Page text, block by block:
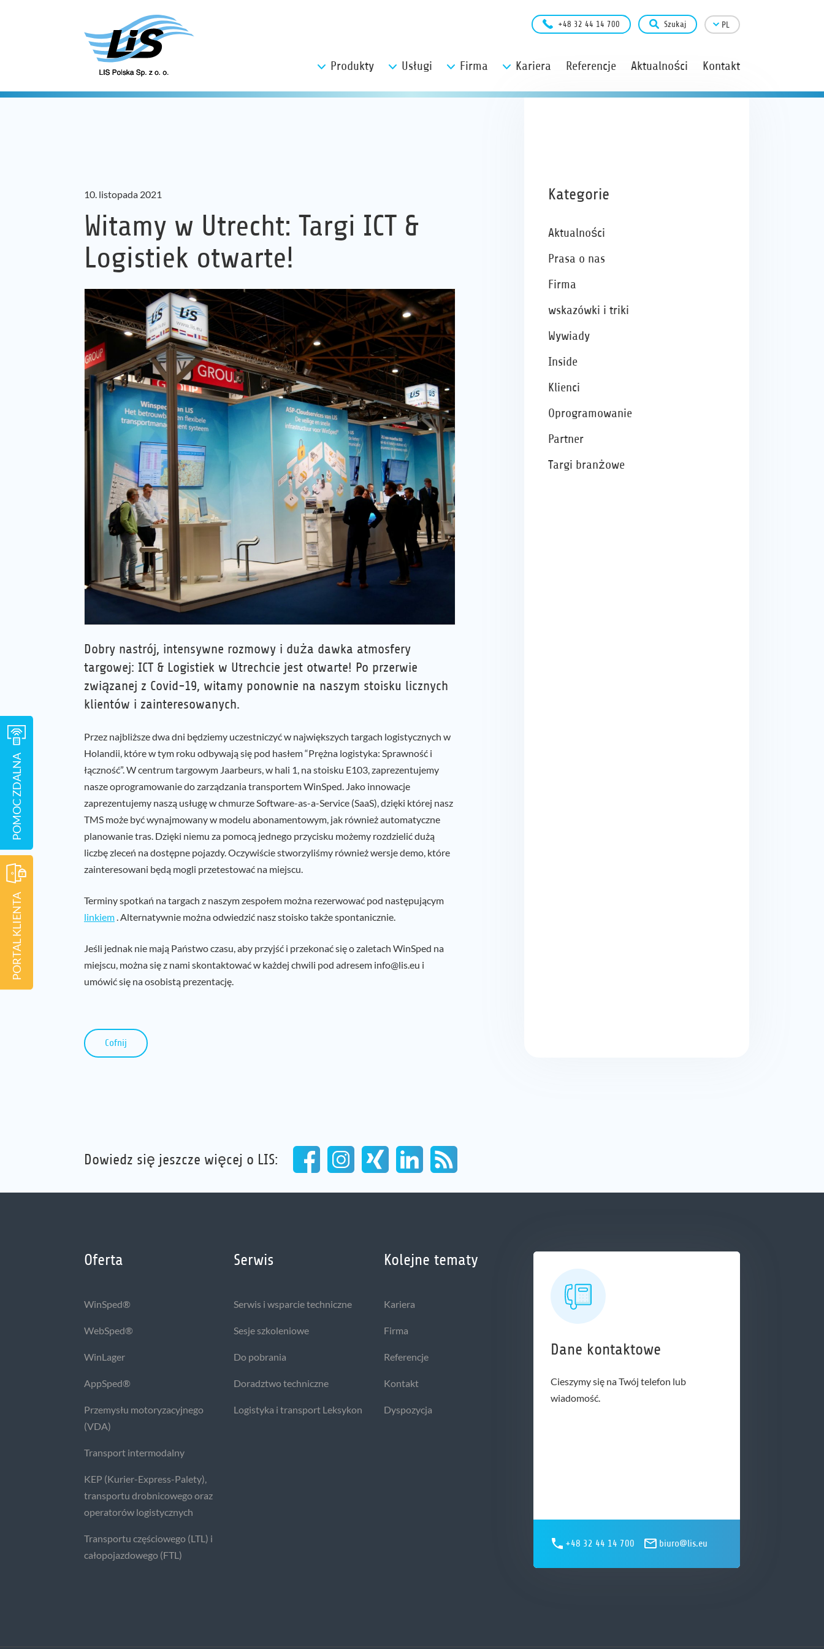
Produkty Usługi Firma Kariera Referencje Aktualności Kontakt
+48 32 44 14 700 Szukaj PL
10. listopada 2021
Witamy w Utrecht: Targi ICT &
Logistiek otwarte!
Dobry nastrój, intensywne rozmowy i duża dawka atmosfery
targowej: ICT & Logistiek w Utrechcie jest otwarte! Po przerwie
związanej z Covid-19, witamy ponownie na naszym stoisku licznych
klientów i zainteresowanych.
Przez najbliższe dwa dni będziemy uczestniczyć w największych targach logistycznych w
Holandii, które w tym roku odbywają się pod hasłem “Prężna logistyka: Sprawność i
łączność”. W centrum targowym Jaarbeurs, w hali 1, na stoisku E103, zaprezentujemy
nasze oprogramowanie do zarządzania transportem WinSped. Jako innowacje
zaprezentujemy naszą usługę w chmurze Software-as-a-Service (SaaS), dzięki której nasz
TMS może być wynajmowany w modelu abonamentowym, jak również automatyczne
planowanie tras. Dzięki niemu za pomocą jednego przycisku możemy rozdzielić dużą
liczbę zleceń na dostępne pojazdy. Oczywiście stworzyliśmy również wersje demo, które
zainteresowani będą mogli przetestować na miejscu.
Terminy spotkań na targach z naszym zespołem można rezerwować pod następującym
linkiem . Alternatywnie można odwiedzić nasz stoisko także spontanicznie.
Jeśli jednak nie mają Państwo czasu, aby przyjść i przekonać się o zaletach WinSped na
miejscu, można się z nami skontaktować w każdej chwili pod adresem info@lis.eu i
umówić się na osobistą prezentację.
Cofnij
Kategorie
Aktualności
Prasa o nas
Firma
wskazówki i triki
Wywiady
Inside
Klienci
Oprogramowanie
Partner
Targi branżowe
Dowiedz się jeszcze więcej o LIS:
Oferta
WinSped®
WebSped®
WinLager
AppSped®
Przemysłu motoryzacyjnego
(VDA)
Transport intermodalny
KEP (Kurier-Express-Palety),
transportu drobnicowego oraz
operatorów logistycznych
Transportu częściowego (LTL) i
całopojazdowego (FTL)
Serwis
Serwis i wsparcie techniczne
Sesje szkoleniowe
Do pobrania
Doradztwo techniczne
Logistyka i transport Leksykon
Kolejne tematy
Kariera
Firma
Referencje
Kontakt
Dyspozycja
Dane kontaktowe
Cieszymy się na Twój telefon lub
wiadomość.
+48 32 44 14 700 biuro@lis.eu
PORTAL KLIENTA
POMOC ZDALNA